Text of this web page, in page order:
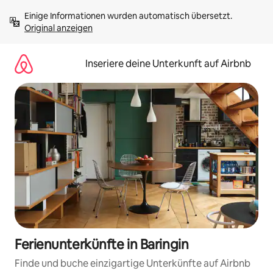
Inhalten
springenOriginal anzeigen
Inseriere deine Unterkunft auf Airbnb
Ferienunterkünfte in Baringin
Finde und buche einzigartige Unterkünfte auf Airbnb